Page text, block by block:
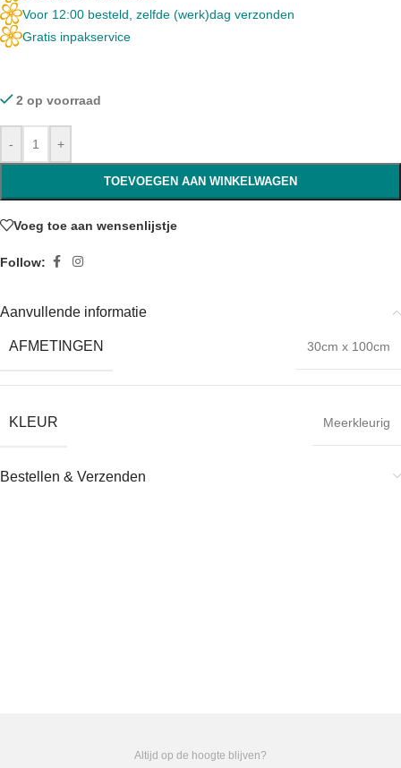
Voor 12:00 besteld, zelfde (werk)dag verzonden
Gratis inpakservice
2 op voorraad
- +
TOEVOEGEN AAN WINKELWAGEN
Voeg toe aan wensenlijstje
Follow:
Aanvullende informatie
AFMETINGEN 30cm x 100cm
KLEUR Meerkleurig
Bestellen & Verzenden
Altijd op de hoogte blijven?